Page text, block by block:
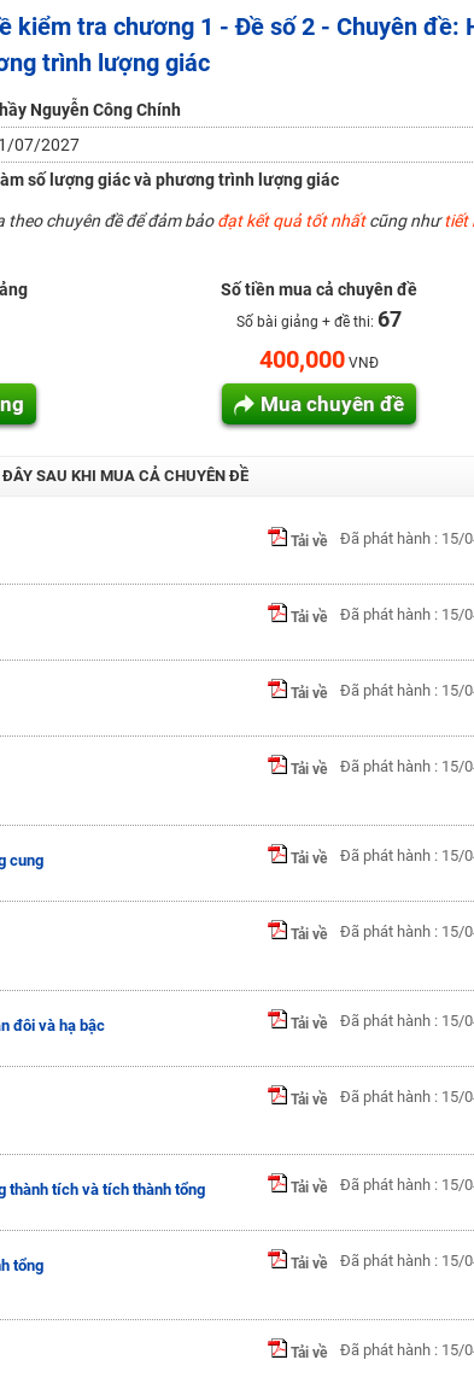
ít nhất 25 điểm
(Từ 16-18/07/2025)
2018
viên giỏi và nổi tiếng
kiểm tra chương 1 - Đề số 2 - Chuyên đề:
trình lượng giác
Nguyễn Công Chính
07/2027
số lượng giác và phương trình lượng giác
theo chuyên đề để đảm bảođạt kết quả tốt nhấtcũng nhưtiết
Số tiền mua cả chuyên đề
Số bài giảng + đề thi: 67
400,000 VNĐ
Mua chuyên đề
SAU KHI MUA CẢ CHUYÊN ĐỀ
Tải về Đã phát hành : 15/
Tải về Đã phát hành : 15/
Tải về Đã phát hành : 15/
Tải về Đã phát hành : 15/
cung Tải về Đã phát hành : 15/
Tải về Đã phát hành : 15/
đôi và hạ bậc Tải về Đã phát hành : 15/
Tải về Đã phát hành : 15/
thành tích và tích thành tổng Tải về Đã phát hành : 15/
tổng Tải về Đã phát hành : 15/
Tải về Đã phát hành : 15/